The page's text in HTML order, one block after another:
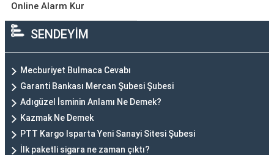
Online Alarm Kur
SENDEYİM
Mecburiyet Bulmaca Cevabı
Garanti Bankası Mercan Şubesi Şubesi
Adıgüzel İsminin Anlamı Ne Demek?
Kazmak Ne Demek
PTT Kargo Isparta Yeni Sanayi Sitesi Şubesi
İlk paketli sigara ne zaman çıktı?